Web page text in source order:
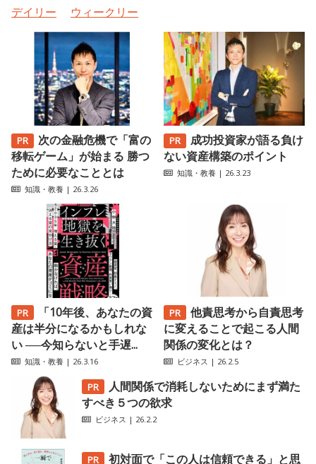
デイリー
ウィークリー
次の金融危機で「富の
移転ゲーム」が始まる 勝つ
ために必要なこととは
知識・教養 | 26.3.26
成功投資家が語る負け
ない資産構築のポイント
知識・教養 | 26.3.23
「10年後、あなたの資
産は半分になるかもしれな
い ──今知らないと手遅...
知識・教養 | 26.3.16
他責思考から自責思考
に変えることで起こる人間
関係の変化とは？
ビジネス | 26.2.5
人間関係で消耗しないためにまず満た
すべき５つの欲求
ビジネス | 26.2.2
初対面で「この人は信頼できる」と思